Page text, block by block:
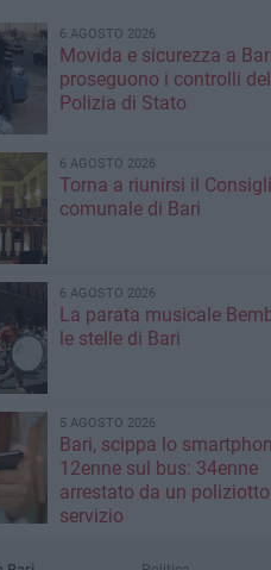
6 AGOSTO 2026
Movida e sicurezza a
proseguono i controlli
Polizia di Stato
6 AGOSTO 2026
Torna a riunirsi il
comunale di Bari
6 AGOSTO 2026
La parata musicale
le stelle di Bari
5 AGOSTO 2026
Bari, scippa lo
12enne sul bus: 34enne
arrestato da un
servizio